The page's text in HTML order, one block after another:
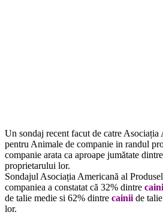
Un sondaj recent facut de catre Asociația
pentru Animale de companie in randul
companie arata ca aproape jumătate
proprietarului lor.
Sondajul Asociația Americană al
companiea a constatat că 32% dintre
de talie medie si 62% dintre cainii de
lor.